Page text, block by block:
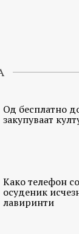
Од бесплатно
закупуваат
Како телефон
осуденик
лавиринти